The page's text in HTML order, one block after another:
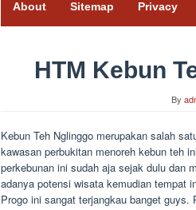
About Sitemap Privacy
HTM Kebun
By
Kebun Teh Nglinggo merupakan salah
kawasan perbukitan menoreh kebun teh
perkebunan ini sudah aja sejak dulu dan
adanya potensi wisata kemudian tempat
Progo ini sangat terjangkau banget